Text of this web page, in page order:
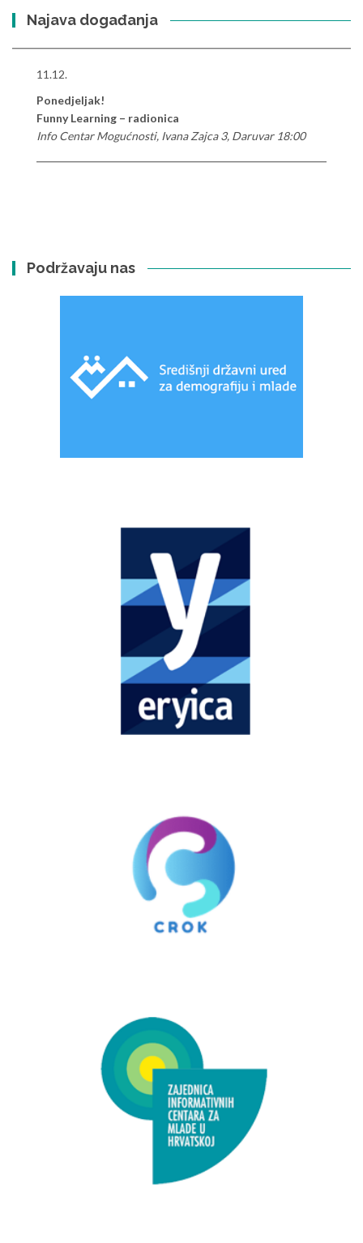
Najava događanja
11.12.
Ponedjeljak!
Funny Learning – radionica
Info Centar Mogućnosti, Ivana Zajca 3, Daruvar 18:00
Podržavaju nas